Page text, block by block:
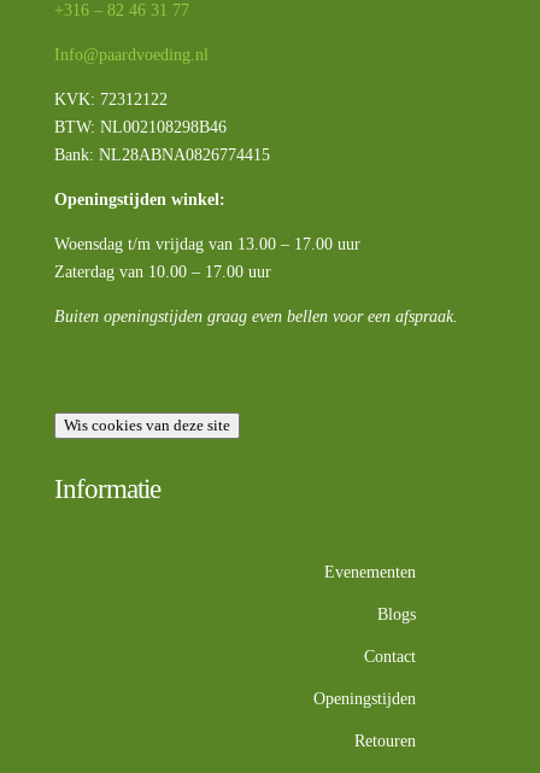
+316 – 82 46 31 77
Info@paardvoeding.nl
KVK: 72312122
BTW: NL002108298B46
Bank: NL28ABNA0826774415
Openingstijden winkel:
Woensdag t/m vrijdag van 13.00 – 17.00 uur
Zaterdag van 10.00 – 17.00 uur
Buiten openingstijden graag even bellen voor een afspraak.
Wis cookies van deze site
Informatie
Evenementen
Blogs
Contact
Openingstijden
Retouren